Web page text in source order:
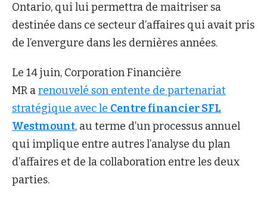
Ontario, qui lui permettra de maitriser sa
destinée dans ce secteur d’affaires qui avait pris
de l’envergure dans les dernières années.
Le 14 juin, Corporation Financière
MR arenouvelé son entente de partenariat
stratégique avec le Centre financier SFL
Westmount, au terme d’un processus annuel
qui implique entre autres l’analyse du plan
d’affaires et de la collaboration entre les deux
parties.